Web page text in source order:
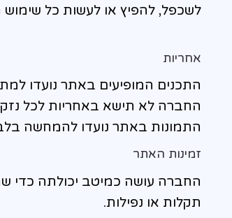
לשכפל, להפיץ או לעשות כל
אחריות
התכנים המופיעים באתר נועדו
החברה לא תישא באחריות לכל
התמונות באתר נועדו להמחשה
זמינות האתר
החברה עושה כמיטב יכולתה כדי
תקלות או נפילות.